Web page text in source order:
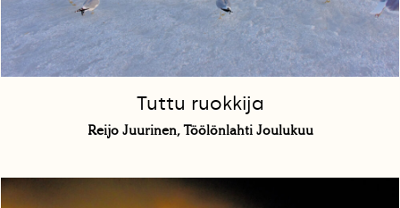
Tuttu ruokkija
Reijo Juurinen, Töölönlahti Joulukuu